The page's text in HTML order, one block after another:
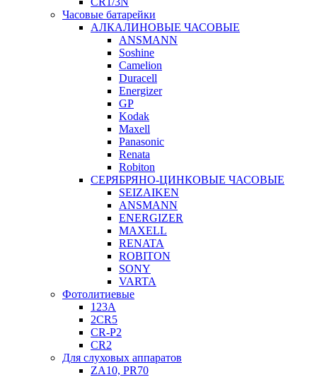
Часовые батарейки
АЛКАЛИНОВЫЕ ЧАСОВЫЕ
ANSMANN
Soshine
Camelion
Duracell
Energizer
GP
Kodak
Maxell
Panasonic
Renata
Robiton
СЕРЯБРЯНО-ЦИНКОВЫЕ ЧАСОВЫЕ
SEIZAIKEN
ANSMANN
ENERGIZER
MAXELL
RENATA
ROBITON
SONY
VARTA
Фотолитиевые
123A
2CR5
CR-P2
CR2
Для слуховых аппаратов
ZA10, PR70